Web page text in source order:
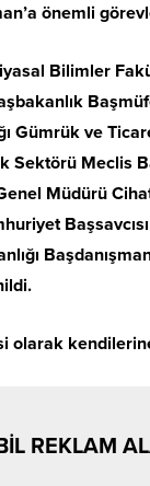
önemli
Bilimler
Gümrük ve
Sektörü Meclis
Müdürü
olarak
REKLAM